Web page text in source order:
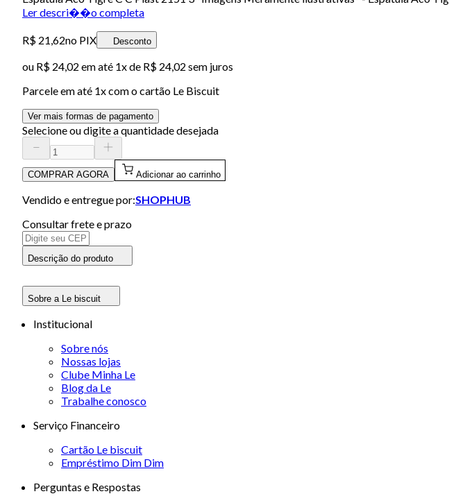
Ler descri��o completa
R$ 21,62no PIX Desconto
ou R$ 24,02 em até 1x de R$ 24,02 sem juros
Parcele em até 1x com o cartão Le Biscuit
Ver mais formas de pagamento
Selecione ou digite a quantidade desejada
COMPRAR AGORA Adicionar ao carrinho
Vendido e entregue por:SHOPHUB
Consultar frete e prazo
Descrição do produto
Sobre a Le biscuit
Institucional
Sobre nós
Nossas lojas
Clube Minha Le
Blog da Le
Trabalhe conosco
Serviço Financeiro
Cartão Le biscuit
Empréstimo Dim Dim
Perguntas e Respostas